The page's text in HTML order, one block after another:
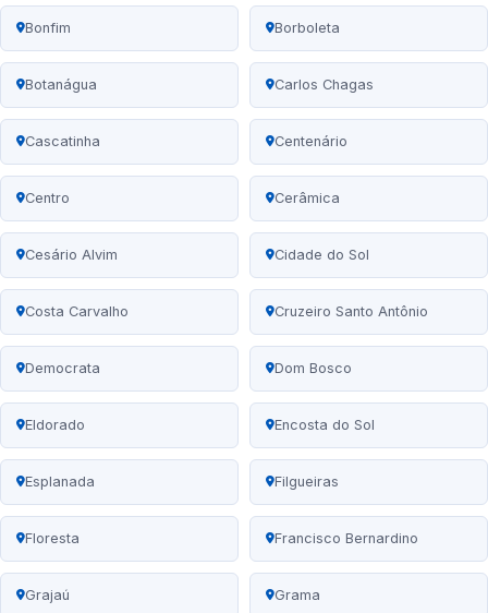
Bonfim Borboleta
Botanágua Carlos Chagas
Cascatinha Centenário
Centro Cerâmica
Cesário Alvim Cidade do Sol
Costa Carvalho Cruzeiro Santo Antônio
Democrata Dom Bosco
Eldorado Encosta do Sol
Esplanada Filgueiras
Floresta Francisco Bernardino
Grajaú Grama